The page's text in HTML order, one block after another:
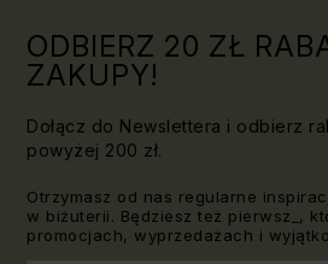
ODBIERZ 20 ZŁ
ZAKUPY!
Dołącz do Newslettera i odbierz
powyżej 200 zł.
Otrzymasz od nas regularne
w biżuterii. Będziesz też pierwsz_,
promocjach, wyprzedażach i